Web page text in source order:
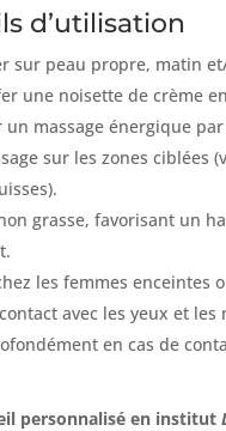
d’utilisation
sur peau propre, matin
une noisette de crème
un massage énergique
sur les zones ciblées
grasse, favorisant un
les femmes enceintes
avec les yeux et les
en cas de
personnalisé en institut